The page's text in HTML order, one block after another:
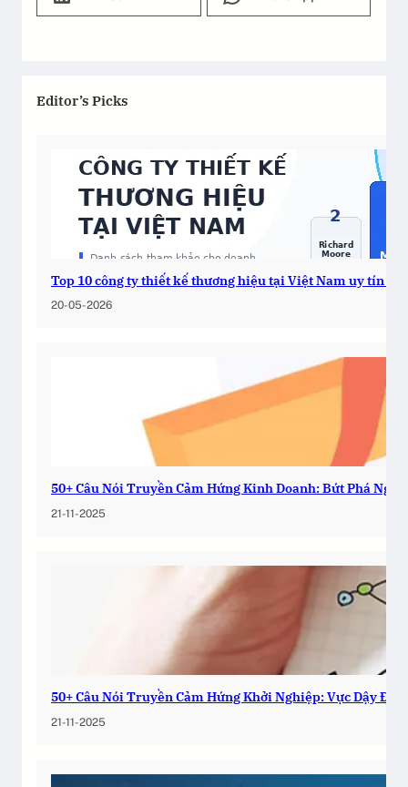
Editor’s Picks
Top 10 công ty thiết kế thương hiệu tại Việt Nam uy tín
20-05-2026
50+ Câu Nói Truyền Cảm Hứng Kinh Doanh: Bứt Phá Ngay!
21-11-2025
50+ Câu Nói Truyền Cảm Hứng Khởi Nghiệp: Vực Dậy
21-11-2025